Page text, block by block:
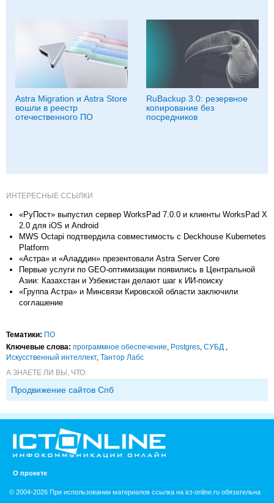
Astra Migration и Astra Store
вошли в реестр
отечественного ПО
RuBackup 3.0: резервное
копирование без
посредников
ИНТЕРЕСНЫЕ ССЫЛКИ
«РуПост» выпустил сервер WorksPad 7.0.0 и клиенты WorksPad X
2.0 для iOS и Android
MWS Octapi подтвердила совместимость с Deckhouse Kubernetes
Platform
«Астра» и «Аладдин» презентовали Astra Server Core
Первые услуги по GEO-оптимизации появились в Центральной
Азии: Казахстан и Узбекистан делают шаг к ИИ-поиску
«Группа Астра» и Минсвязи Кировской области заключили
соглашение
Тематики: ПО
Ключевые слова: программное обеспечение, Postgres, СУБД ,
Искусственный интеллект, Тантор Лабс
А ЗНАЕТЕ ЛИ ВЫ, ЧТО:
Продвижение сайтов Спб
О проекте
© 2004-2026 При использовании материалов ссылка на ict-online.ru обязательна